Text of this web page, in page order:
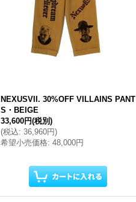
NEXUSVII. 30%OFF VILLAINS PANT
S・BEIGE
33,600円(税別)
(税込: 36,960円)
希望小売価格: 48,000円